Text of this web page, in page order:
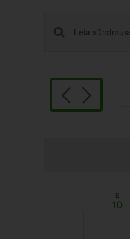
Sündmused
Views
Navigation
Enter
for
Sündmused
by
E
10